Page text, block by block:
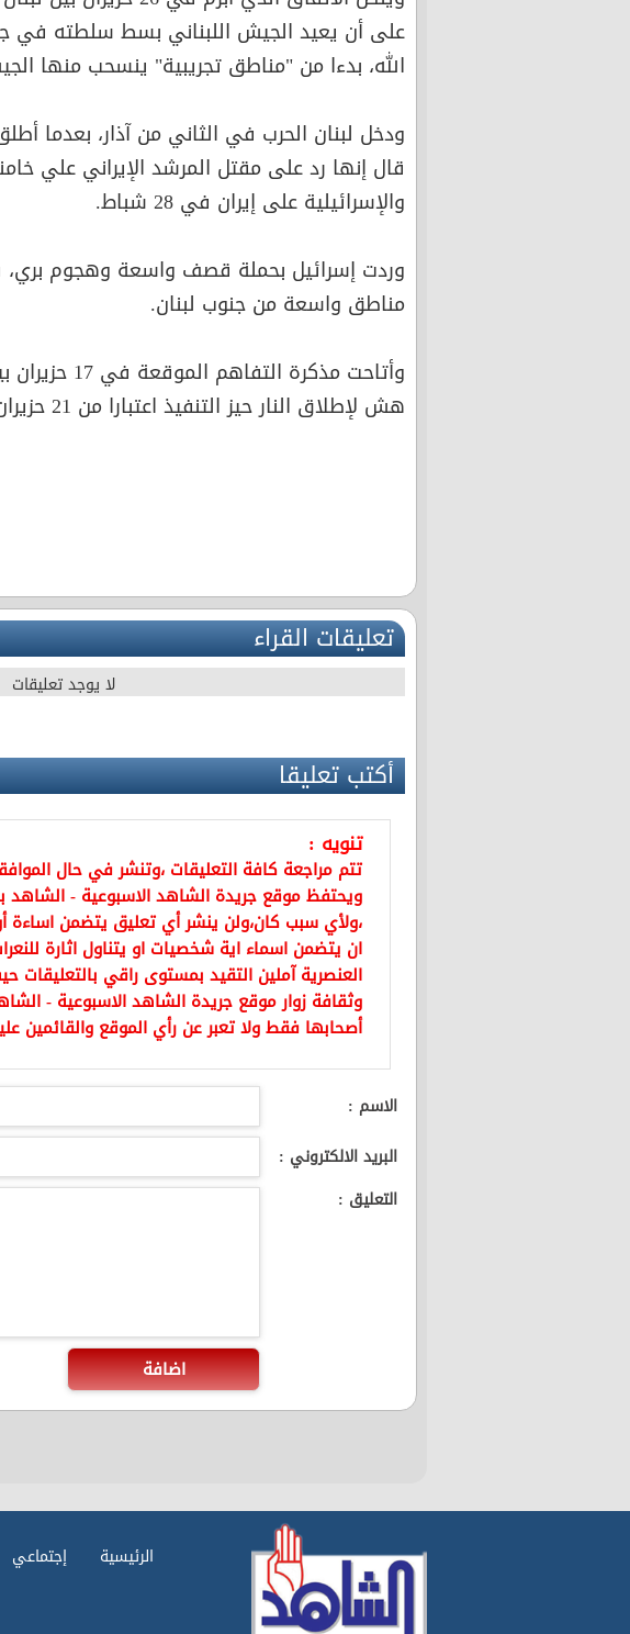
على أن يعيد الجيش اللبناني بسط سلطته في
الله، بدءا من "مناطق تجريبية" ينسحب منها
ودخل لبنان الحرب في الثاني من آذار، بعدما
قال إنها رد على مقتل المرشد الإيراني علي
والإسرائيلية على إيران في 28 شباط.
وردت إسرائيل بحملة قصف واسعة وهجوم بري،
مناطق واسعة من جنوب لبنان.
وأتاحت
هش لإطلاق النار حيز التنفيذ اعتبارا من 21 حزيران.
تعليقات القراء
لا يوجد تعليقات
أكتب تعليقا
تنويه :
تتم مراجعة كافة التعليقات ،وتنشر في حال
ويحتفظ موقع جريدة الشاهد الاسبوعية -
،ولأي سبب كان،ولن ينشر أي تعليق يتضمن اساءة
ان يتضمن اسماء اية شخصيات او يتناول اثارة
العنصرية آملين التقيد بمستوى راقي بالتعليقات
وثقافة زوار موقع جريدة الشاهد الاسبوعية -
أصحابها فقط ولا تعبر عن رأي الموقع والقائمين
الاسم :
البريد الالكتروني :
التعليق :
اضافة
الرئيسية إجتماعي